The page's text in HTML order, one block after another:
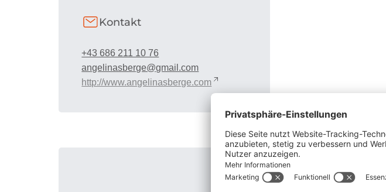
Kontakt
+43 686 211 10 76
angelinasberge@gmail.com
http://www.angelinasberge.com